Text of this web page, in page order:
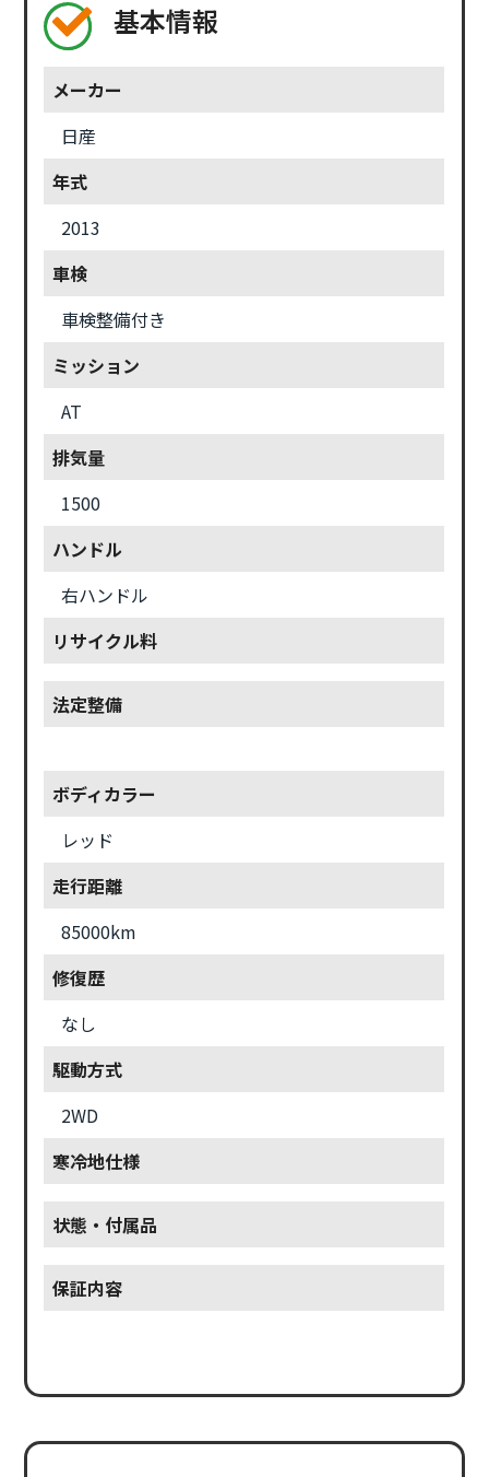
基本情報
メーカー
日産
年式
2013
車検
車検整備付き
ミッション
AT
排気量
1500
ハンドル
右ハンドル
リサイクル料
法定整備
ボディカラー
レッド
走行距離
85000km
修復歴
なし
駆動方式
2WD
寒冷地仕様
状態・付属品
保証内容